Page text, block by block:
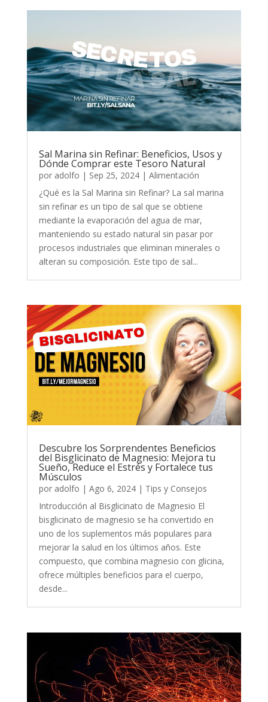
Sal Marina sin Refinar: Beneficios, Usos y
Dónde Comprar este Tesoro Natural
por adolfo | Sep 25, 2024| Alimentación
¿Qué es la Sal Marina sin Refinar? La sal marina
sin refinar es un tipo de sal que se obtiene
mediante la evaporación del agua de mar,
manteniendo su estado natural sin pasar por
procesos industriales que eliminan minerales o
alteran su composición. Este tipo de sal...
Descubre los Sorprendentes Beneficios
del Bisglicinato de Magnesio: Mejora tu
Sueño, Reduce el Estrés y Fortalece tus
Músculos
por adolfo | Ago 6, 2024| Tips y Consejos
Introducción al Bisglicinato de Magnesio El
bisglicinato de magnesio se ha convertido en
uno de los suplementos más populares para
mejorar la salud en los últimos años. Este
compuesto, que combina magnesio con glicina,
ofrece múltiples beneficios para el cuerpo,
desde...